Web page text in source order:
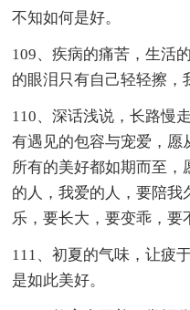
不知如何是好。
109、疾病的痛苦，生活
的眼泪只有自己轻轻擦，
110、深话浅说，长路慢
有遇见的包容与宠爱，愿
所有的美好都如期而至
的人，我爱的人，要陪
乐，要长大，要变乖，要
111、初夏的气味，让疲
是如此美好。